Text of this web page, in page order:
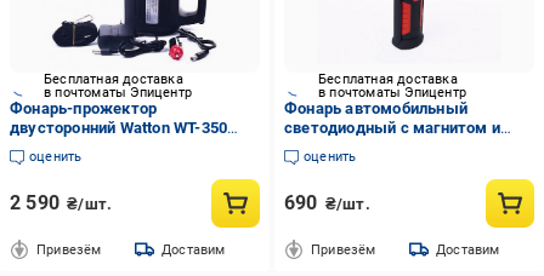
Бесплатная доставка
в почтоматы Эпицентр
Фонарь-прожектор
двусторонний Watton WT-350
светодиодный аккумуляторный
оценить
2 590 ₴/шт.
Привезём Доставим
Бесплатная доставка
в почтоматы Эпицентр
Фонарь автомобильный
светодиодный с магнитом и
крючком Watton WT-290
работает от батареек
оценить
690 ₴/шт.
Привезём Доставим